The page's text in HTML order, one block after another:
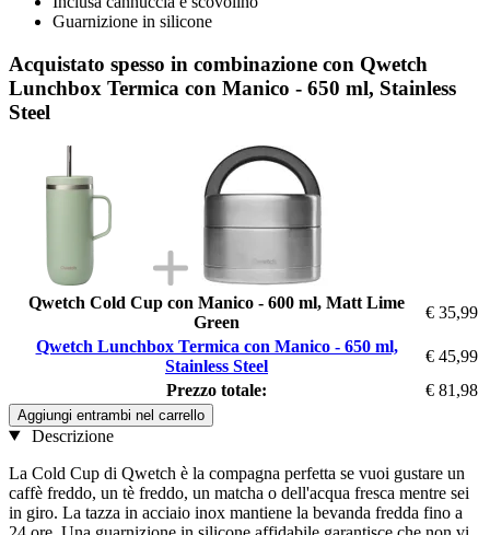
Guarnizione in silicone
Acquistato spesso in combinazione con Qwetch
Lunchbox Termica con Manico - 650 ml, Stainless
Steel
Qwetch Cold Cup con Manico - 600 ml, Matt Lime
Green
€ 35,99
Qwetch Lunchbox Termica con Manico - 650 ml,
Stainless Steel
€ 45,99
Prezzo totale:
€ 81,98
Aggiungi entrambi nel carrello
Descrizione
La Cold Cup di Qwetch è la compagna perfetta se vuoi gustare un
caffè freddo, un tè freddo, un matcha o dell'acqua fresca mentre sei
in giro. La tazza in acciaio inox mantiene la bevanda fredda fino a